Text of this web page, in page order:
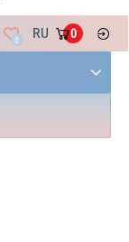
0 RU 0